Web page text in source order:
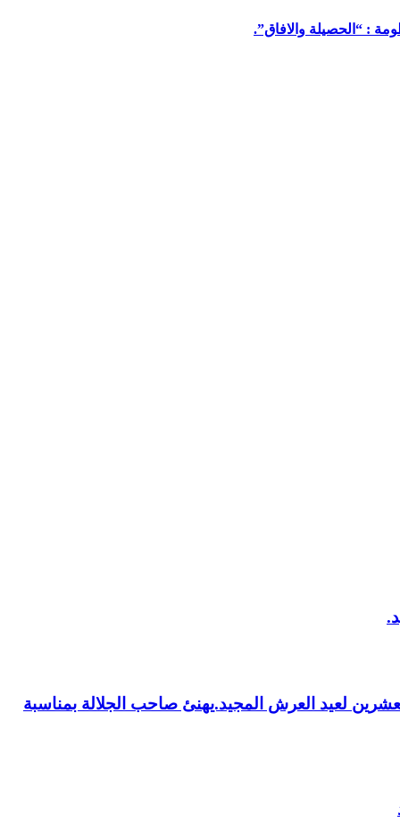
: “الحصيلة والافاق”.
لعيد العرش المجيد.يهنئ صاحب الجلالة بمناسبة